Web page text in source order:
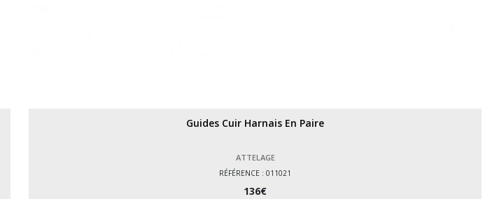
Guides Cuir Harnais En Paire
ATTELAGE
RÉFÉRENCE : 011021
136€